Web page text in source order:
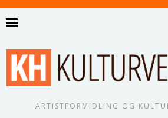
ARTISTFORMIDLING OG